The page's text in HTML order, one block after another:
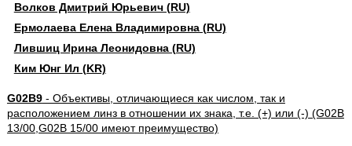
Волков Дмитрий Юрьевич (RU)
Ермолаева Елена Владимировна (RU)
Лившиц Ирина Леонидовна (RU)
Ким Юнг Ил (KR)
G02B9- Объективы, отличающиеся как числом, так и
расположением линз в отношении их знака, т.е. (+) или (-) (G02B
13/00,G02B 15/00 имеют преимущество)